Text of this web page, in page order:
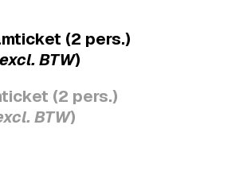
(2 pers.)
excl. BTW)
(2 pers.)
BTW)